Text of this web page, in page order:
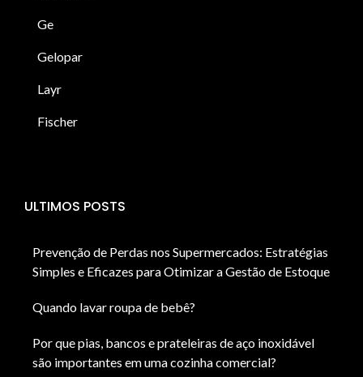
Ge
Gelopar
Layr
Fischer
ULTIMOS POSTS
Prevenção de Perdas nos Supermercados: Estratégias
Simples e Eficazes para Otimizar a Gestão de Estoque
Quando lavar roupa de bebê?
Por que pias, bancos e prateleiras de aço inoxidável
são importantes em uma cozinha comercial?